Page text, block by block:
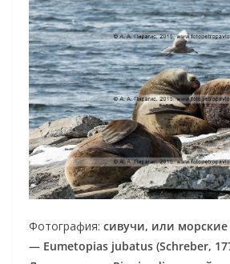
Фотография: сивучи, или морские
— Eumetopias jubatus (Schreber,